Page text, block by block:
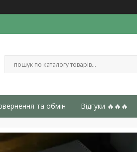
та обмін Відгуки 🔥🔥🔥